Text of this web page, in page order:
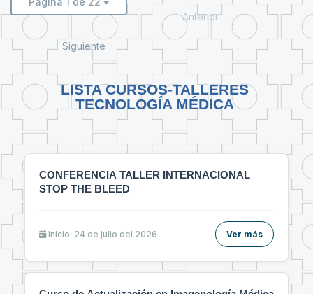
Anterior
Siguiente
LISTA CURSOS-TALLERES
TECNOLOGÍA MÉDICA
CONFERENCIA TALLER INTERNACIONAL
STOP THE BLEED
Inicio: 24 de julio del 2026 Ver más